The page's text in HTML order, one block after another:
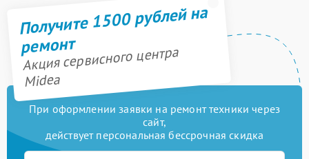
Получите 1500 рублей на
ремонт
Акция сервисного центра
Midea
При оформлении заявки на ремонт техники через
сайт,
действует персональная бессрочная скидка